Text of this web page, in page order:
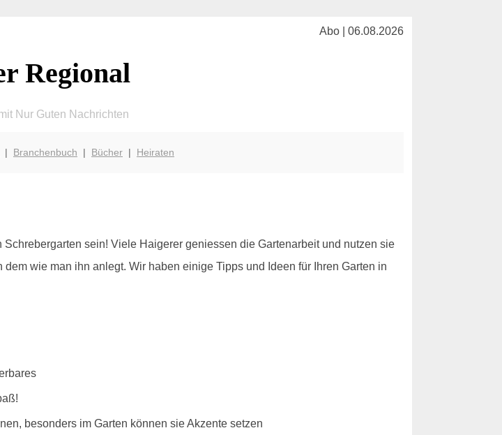
Abo | 06.08.2026
Regional
Nur Guten Nachrichten
| Branchenbuch | Bücher| Heiraten
sein! Viele Haigerer geniessen die Gartenarbeit und nutzen sie
wie man ihn anlegt. Wir haben einige Tipps und Ideen für Ihren Garten in
besonders im Garten können sie Akzente setzen